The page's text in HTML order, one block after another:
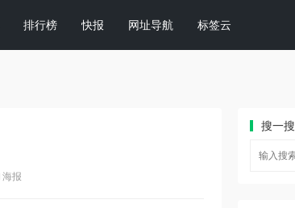
排行榜 快报 网址导航 标签云
海报
搜一搜